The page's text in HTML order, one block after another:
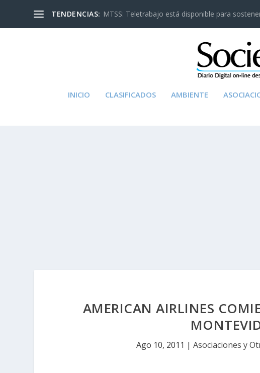
TENDENCIAS: MTSS: Teletrabajo está disponible para
INICIO CLASIFICADOS AMBIENTE
AMERICAN AIRLINES
Ago 10, 2011 | Asociaciones y